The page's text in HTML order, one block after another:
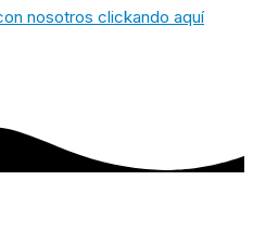
nosotros clickando aquí